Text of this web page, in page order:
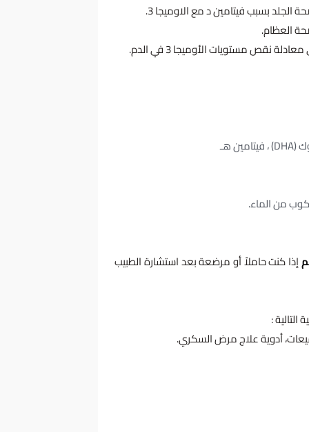
الجلد بسبب فيتامين د مع الاوميجا 3.
العظام.
نقص مستويات الأوميجا 3 في الدم.
من الماء.
إذا كنت حاملاً أو مرضعة بعد استشارة الطبيب
:
أدوية علاج مرض السكري.